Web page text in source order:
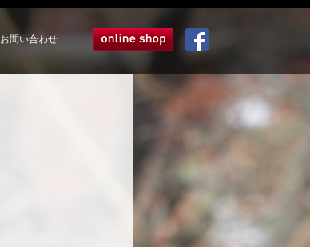
お問い合わせ オンラインショップ